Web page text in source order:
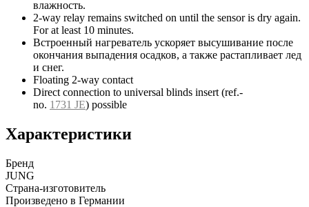
влажность.
2-way relay remains switched on until the sensor is dry again.
For at least 10 minutes.
Встроенный нагреватель ускоряет высушивание после
окончания выпадения осадков, а также растапливает лед
и снег.
Floating 2-way contact
Direct connection to universal blinds insert (ref.-
no. 1731 JE) possible
Характеристики
Бренд
JUNG
Страна-изготовитель
Произведено в Германии